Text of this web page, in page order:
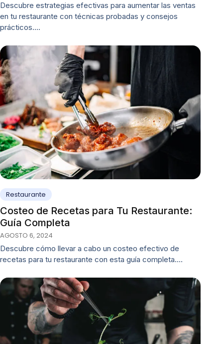
Descubre estrategias efectivas para aumentar las ventas
en tu restaurante con técnicas probadas y consejos
prácticos.…
Restaurante
Costeo de Recetas para Tu Restaurante:
Guía Completa
AGOSTO 6, 2024
Descubre cómo llevar a cabo un costeo efectivo de
recetas para tu restaurante con esta guía completa.…